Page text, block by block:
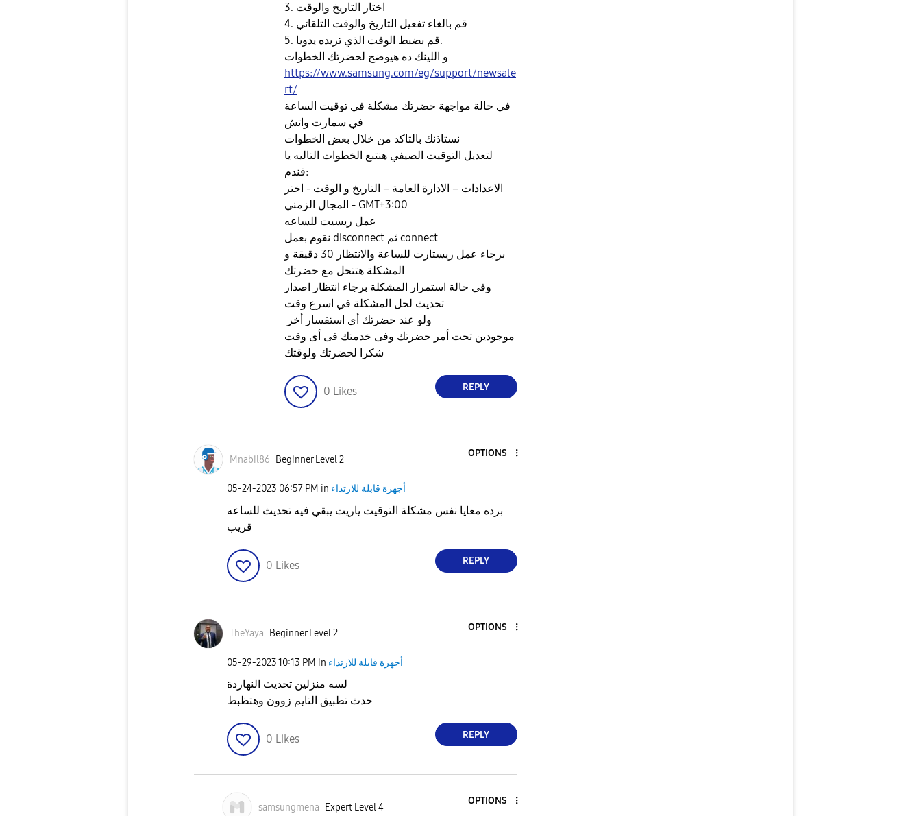
3. اختار التاريخ والوقت
4. قم بالغاء تفعيل التاريخ والوقت التلقائي
5. قم بضبط الوقت الذي تريده يدويا.
و اللينك ده هيوضح لحضرتك الخطوات
https://www.samsung.com/eg/support/newsale
rt/
في حالة مواجهة حضرتك مشكلة في توقيت الساعة
في سمارت واتش
نستاذنك بالتاكد من خلال بعض الخطوات
لتعديل التوقيت الصيفي هنتبع الخطوات التاليه يا
فندم:
الاعدادات – الادارة العامة – التاريخ و الوقت - اختر
المجال الزمني - GMT+3:00
عمل ريسيت للساعه
نقوم بعمل disconnect ثم connect
برجاء عمل ريستارت للساعة والانتظار 30 دقيقة و
المشكلة هتتحل مع حضرتك
وفي حالة استمرار المشكلة برجاء انتظار اصدار
ولو عند حضرتك أى استفسار أخر
موجودين تحت أمر حضرتك وفى خدمتك فى أى وقت
0 Likes REPLY
Mnabil86 Beginner Level 2
OPTIONS
‎05-24-2023 06:57 PM in أجهزة قابلة للارتداء
برده معايا نفس مشكلة التوقيت ياريت يبقي فيه تحديث للساعه
قريب
0 Likes REPLY
TheYaya Beginner Level 2
OPTIONS
‎05-29-202310:13 PM in أجهزة قابلة للارتداء
لسه منزلين تحديث النهاردة
حدث تطبيق التايم زوون وهتظبط
0 Likes REPLY
samsungmena Expert Level 4
OPTIONS